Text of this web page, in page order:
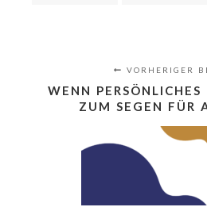
VORHERIGER
WENN
ZUM SEGEN FÜR